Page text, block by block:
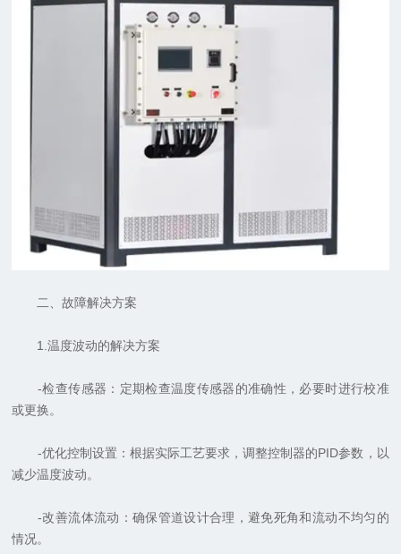
二、故障解决方案
1.温度波动的解决方案
-检查传感器：定期检查温度传感器的准确性，必要时进行校准
或更换。
-优化控制设置：根据实际工艺要求，调整控制器的PID参数，以
减少温度波动。
-改善流体流动：确保管道设计合理，避免死角和流动不均匀的
情况。